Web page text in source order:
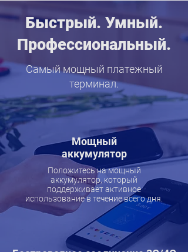
Быстрый. Умный.
Профессиональный.
Самый мощный платежный
терминал.
Мощный
аккумулятор
Положитесь на мощный
аккумулятор, который
поддерживает активное
использование в течение всего дня.